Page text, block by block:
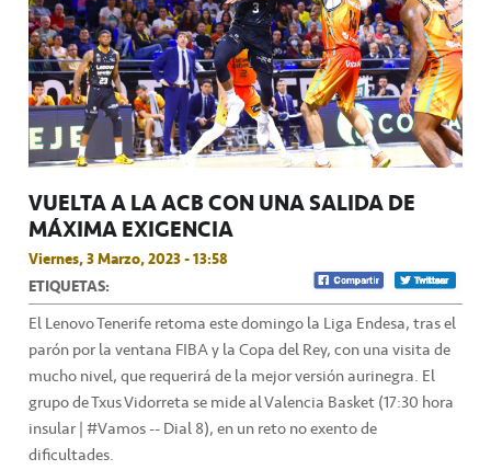
VUELTA A LA ACB CON UNA SALIDA DE
MÁXIMA EXIGENCIA
Viernes, 3 Marzo, 2023 - 13:58
ETIQUETAS:
El Lenovo Tenerife retoma este domingo la Liga Endesa, tras el
parón por la ventana FIBA y la Copa del Rey, con una visita de
mucho nivel, que requerirá de la mejor versión aurinegra. El
grupo de Txus Vidorreta se mide al Valencia Basket (17:30 hora
insular | #Vamos -- Dial 8), en un reto no exento de
dificultades.